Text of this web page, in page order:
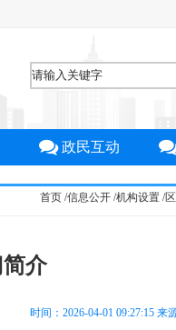
政民互动
首页 /信息公开 /机构设置 /
介
时间：2026-04-01 09:27:15 来